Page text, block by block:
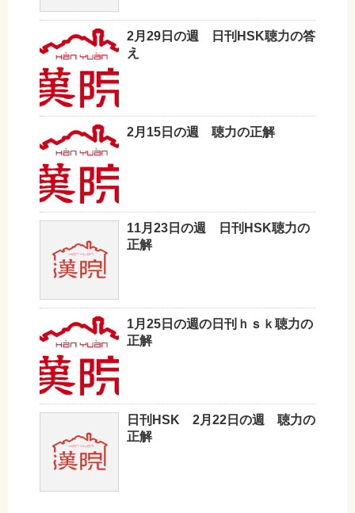
2月29日の週 日刊HSK聴力の答
え
2月15日の週 聴力の正解
11月23日の週 日刊HSK聴力の
正解
1月25日の週の日刊ｈｓｋ聴力の
正解
日刊HSK 2月22日の週 聴力の
正解